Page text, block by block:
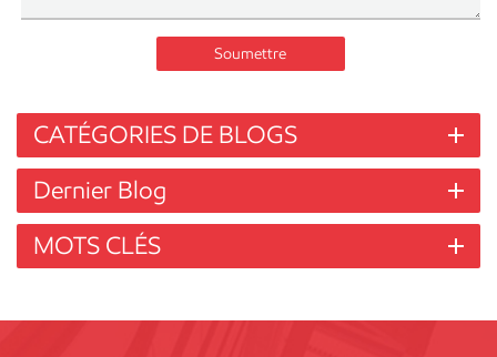
Soumettre
CATÉGORIES DE BLOGS
Dernier Blog
MOTS CLÉS